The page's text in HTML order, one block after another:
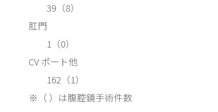
39（8）
肛門
1（0）
CV ポート他
162（1）
※（ ）は腹腔鏡手術件数